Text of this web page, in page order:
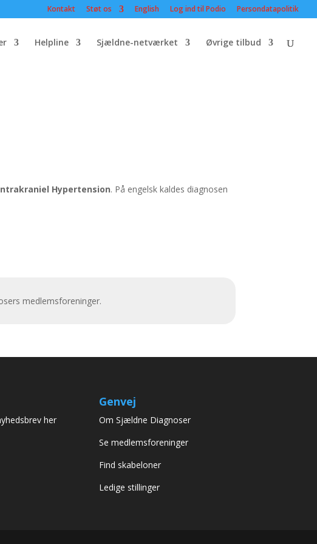
Kontakt Støt os English Log ind til Podio Persondatapolitik
Helpline Sjældne-netværket Øvrige tilbud
Hypertension. På engelsk kaldes diagnosen
medlemsforeninger.
her
Genvej
Om Sjældne Diagnoser
Se medlemsforeninger
Find skabeloner
Ledige stillinger